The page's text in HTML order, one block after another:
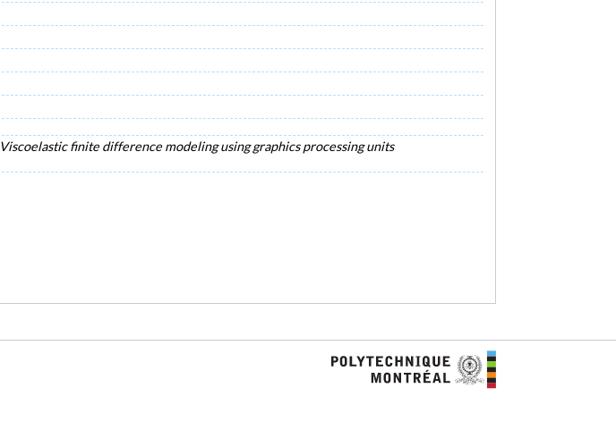
Viscoelastic finite difference modeling using graphics processing units